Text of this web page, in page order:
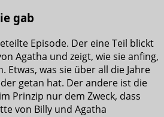
gab
Episode. Der eine Teil blickt
Agatha und zeigt, wie sie anfing,
Etwas, was sie über all die Jahre
getan hat. Der andere ist die
Prinzip nur dem Zweck, dass
von Billy und Agatha